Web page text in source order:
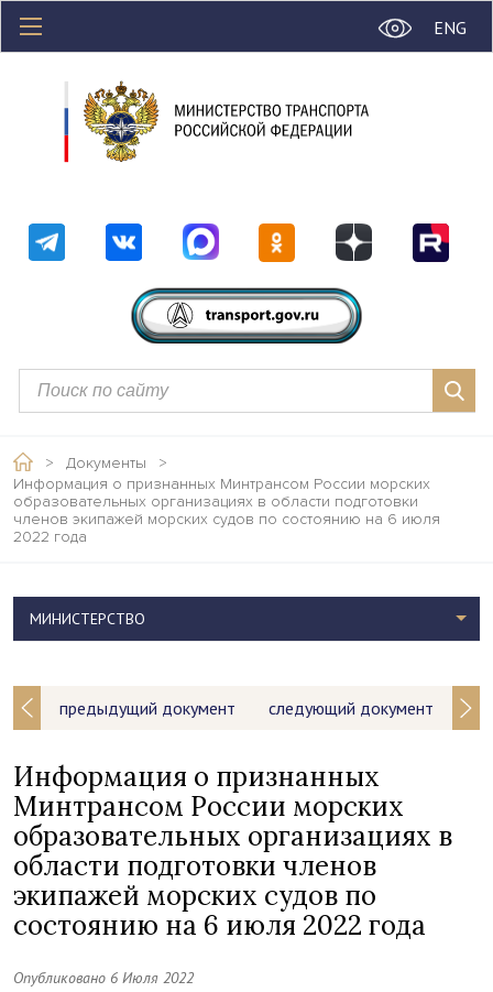
ENG
> Документы
>
Информация о признанных Минтрансом России морских
образовательных организациях в области подготовки
членов экипажей морских судов по состоянию на 6 июля
2022 года
предыдущий документ следующий документ
Информация о признанных
Минтрансом России морских
образовательных организациях в
области подготовки членов
экипажей морских судов по
состоянию на 6 июля 2022 года
Опубликовано 6 Июля 2022
МИНИСТЕРСТВО